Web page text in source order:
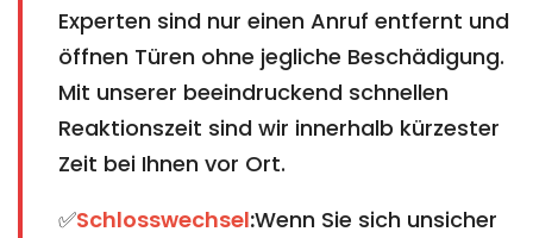
Experten sind nur einen Anruf entfernt und
öffnen Türen ohne jegliche Beschädigung.
Mit unserer beeindruckend schnellen
Reaktionszeit sind wir innerhalb kürzester
Zeit bei Ihnen vor Ort.
✅Schlosswechsel:Wenn Sie sich unsicher